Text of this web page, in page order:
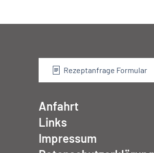
Rezeptanfrage Formular
Anfahrt
Links
Impressum